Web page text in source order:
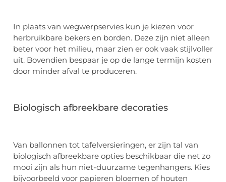
In plaats van wegwerpservies kun je kiezen voor
herbruikbare bekers en borden. Deze zijn niet alleen
beter voor het milieu, maar zien er ook vaak stijlvoller
uit. Bovendien bespaar je op de lange termijn kosten
door minder afval te produceren.
Biologisch afbreekbare decoraties
Van ballonnen tot tafelversieringen, er zijn tal van
biologisch afbreekbare opties beschikbaar die net zo
mooi zijn als hun niet-duurzame tegenhangers. Kies
bijvoorbeeld voor papieren bloemen of houten